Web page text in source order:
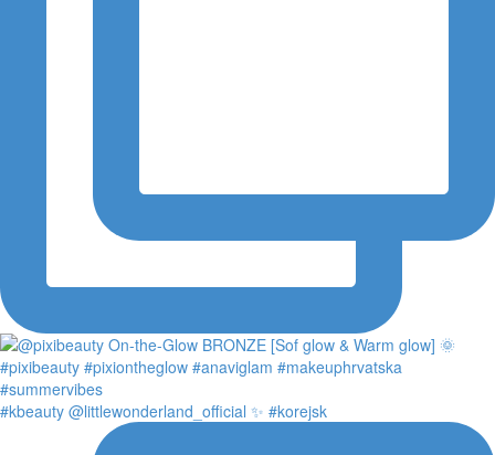
#kbeauty @littlewonderland_official ✨ #korejsk